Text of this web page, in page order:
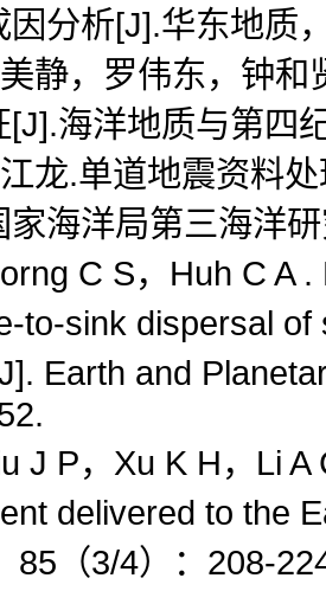
因分析[J].华东地质
静，罗伟东，钟
[J].海洋地质与第四
龙.单道地震资料
家海洋局第三海洋
C S，Huh C A
to-sink dispersal of
Earth and
J P，Xu K H，Li
delivered to the
85（3/4）：208-